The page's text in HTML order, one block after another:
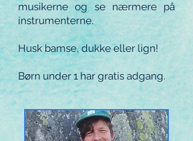
musikerne og se nærmere på
instrumenterne.
Husk bamse, dukke eller lign!​
Børn under 1 har gratis adgang.